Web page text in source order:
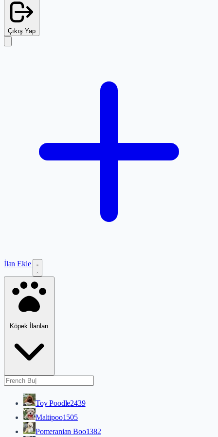
Çıkış Yap
İlan Ekle
Köpek İlanları
Toy Poodle2439
Maltipoo1505
Pomeranian Boo1382